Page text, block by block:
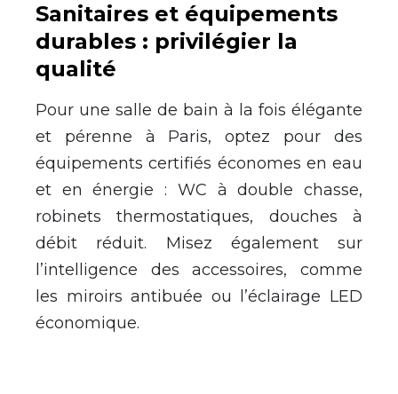
Sanitaires et équipements
durables : privilégier la
qualité
Pour une salle de bain à la fois élégante
et pérenne à Paris, optez pour des
équipements certifiés économes en eau
et en énergie : WC à double chasse,
robinets thermostatiques, douches à
débit réduit. Misez également sur
l’intelligence des accessoires, comme
les miroirs antibuée ou l’éclairage LED
économique.